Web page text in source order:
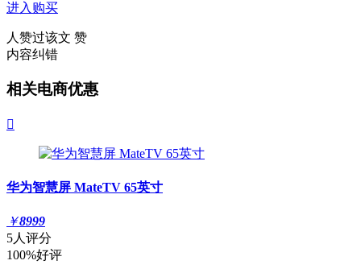
进入购买
人赞过该文 赞
内容纠错
相关电商优惠

华为智慧屏 MateTV 65英寸
￥8999
5人评分
100%好评